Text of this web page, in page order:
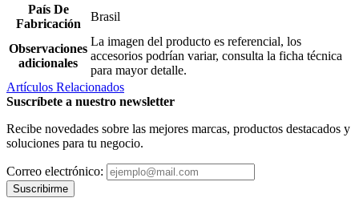
País De
Fabricación
Brasil
Observaciones
adicionales
La imagen del producto es referencial, los
accesorios podrían variar, consulta la ficha técnica
para mayor detalle.
Artículos Relacionados
Suscríbete a nuestro newsletter
Recibe novedades sobre las mejores marcas, productos destacados y
soluciones para tu negocio.
Correo electrónico:
Suscribirme